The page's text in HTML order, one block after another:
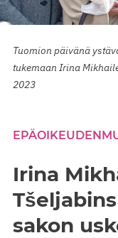
Tuomion päivänä
tukemaan Irina
2023
Irina
sakon